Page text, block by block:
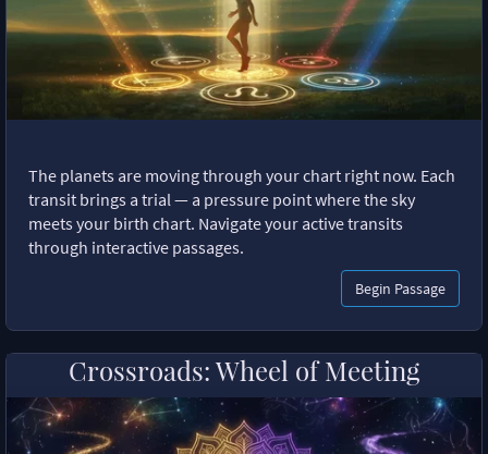
The planets are moving through your chart right now. Each
transit brings a trial — a pressure point where the sky
meets your birth chart. Navigate your active transits
through interactive passages.
Begin Passage
Crossroads: Wheel of Meeting